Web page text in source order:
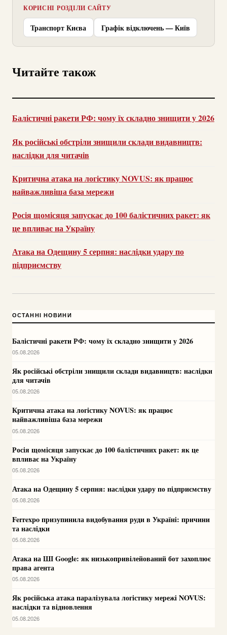
КОРИСНІ РОЗДІЛИ САЙТУ
Транспорт Києва Графік відключень — Київ
Читайте також
Балістичні ракети РФ: чому їх складно знищити у 2026
Як російські обстріли знищили склади видавництв:
наслідки для читачів
Критична атака на логістику NOVUS: як працює
найважливіша база мережи
Росія щомісяця запускає до 100 балістичних ракет: як
це впливає на Україну
Атака на Одещину 5 серпня: наслідки удару по
підприємству
ОСТАННІ НОВИНИ
Балістичні ракети РФ: чому їх складно знищити у 2026
05.08.2026
Як російські обстріли знищили склади видавництв: наслідки
для читачів
05.08.2026
Критична атака на логістику NOVUS: як працює
найважливіша база мережи
05.08.2026
Росія щомісяця запускає до 100 балістичних ракет: як це
впливає на Україну
05.08.2026
Атака на Одещину 5 серпня: наслідки удару по підприємству
05.08.2026
Ferrexpo призупинила видобування руди в Україні: причини
та наслідки
05.08.2026
Атака на ШІ Google: як низькопривілейований бот захоплює
права агента
05.08.2026
Як російська атака паралізувала логістику мережі NOVUS:
наслідки та відновлення
05.08.2026